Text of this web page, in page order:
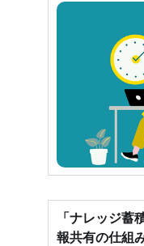
「ナレッジ蓄
報共有の仕組